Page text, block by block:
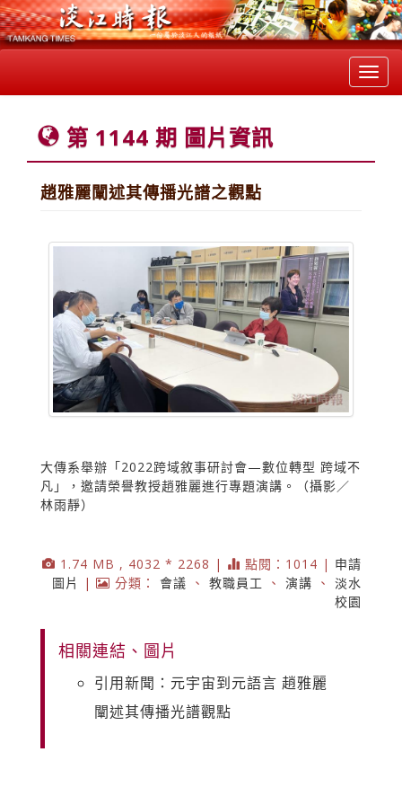
第 1144 期 圖片資訊
趙雅麗闡述其傳播光譜之觀點
大傳系舉辦「2022跨域敘事研討會—數位轉型 跨域不
凡」，邀請榮譽教授趙雅麗進行專題演講。（攝影／
林雨靜）
1.74 MB , 4032 * 2268 | 點閱：1014 | 申請
圖片
| 分類： 會議 、 教職員工 、 演講 、 淡水
校園
相關連結、圖片
引用新聞：元宇宙到元語言 趙雅麗
闡述其傳播光譜觀點